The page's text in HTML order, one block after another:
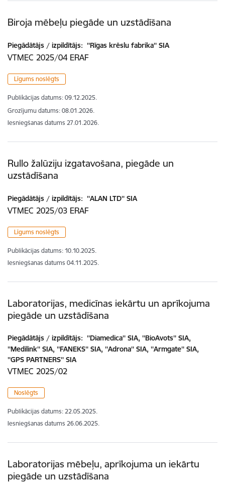
Biroja mēbeļu piegāde un uzstādīšana
Piegādātājs / izpildītājs: ''Rīgas krēslu fabrika'' SIA
VTMEC 2025/04 ERAF
Līgums noslēgts
Publikācijas datums: 09.12.2025.
Grozījumu datums: 08.01.2026.
Iesniegšanas datums 27.01.2026.
Rullo žalūziju izgatavošana, piegāde un
uzstādīšana
Piegādātājs / izpildītājs: ''ALAN LTD'' SIA
VTMEC 2025/03 ERAF
Līgums noslēgts
Publikācijas datums: 10.10.2025.
Iesniegšanas datums 04.11.2025.
Laboratorijas, medicīnas iekārtu un aprīkojuma
piegāde un uzstādīšana
Piegādātājs / izpildītājs: ''Diamedica'' SIA, ''BioAvots'' SIA,
''Medilink'' SIA, ''FANEKS'' SIA, ''Adrona'' SIA, ''Armgate'' SIA,
''GPS PARTNERS'' SIA
VTMEC 2025/02
Noslēgts
Publikācijas datums: 22.05.2025.
Iesniegšanas datums 26.06.2025.
Laboratorijas mēbeļu, aprīkojuma un iekārtu
piegāde un uzstādīšana